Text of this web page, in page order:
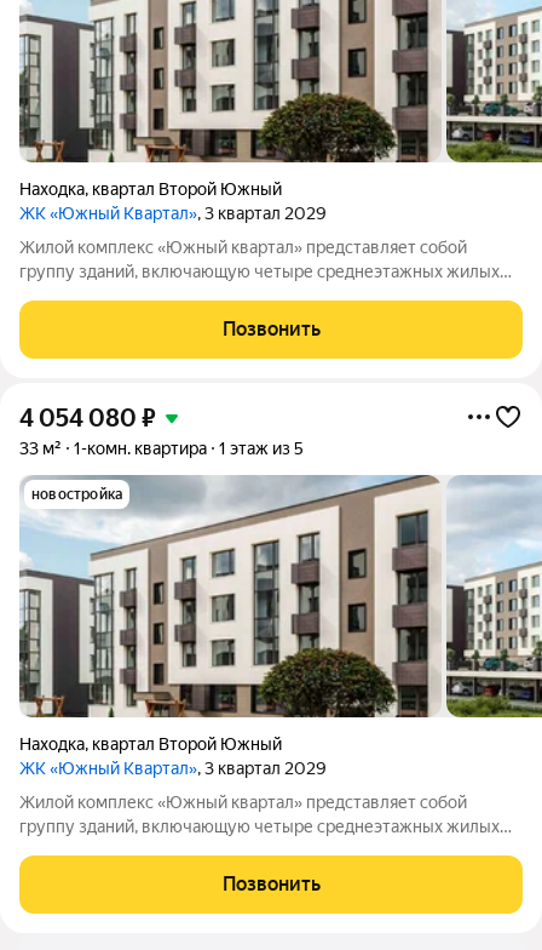
Находка, квартал Второй Южный
ЖК «Южный Квартал», 3 квартал 2029
Жилой комплекс «Южный квартал» представляет собой
группу зданий, включающую четыре среднеэтажных жилых
территории комплекса обустроены парковочные места,
детские и спортивные площадки. Планировка
Позвонить
4 054 080 ₽
33 м² 1-комн. квартира 1 этаж из 5
новостройка
Находка, квартал Второй Южный
ЖК «Южный Квартал», 3 квартал 2029
Жилой комплекс «Южный квартал» представляет собой
группу зданий, включающую четыре среднеэтажных жилых
территории комплекса обустроены парковочные места,
детские и спортивные площадки. Планировка
Позвонить